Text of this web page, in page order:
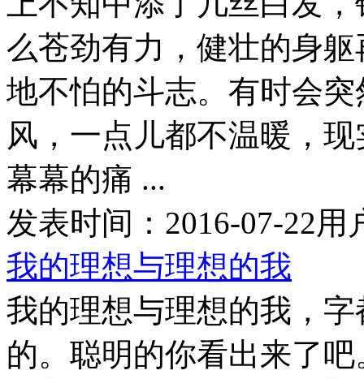
么苍劲有力，健壮的身
地不怕的斗志。有时会
风，一点儿都不温暖，
幕幕的痛 ...
发表时间： 2016-07-22用
我的理想与理想的我
我的理想与理想的我，
的。聪明的你看出来了